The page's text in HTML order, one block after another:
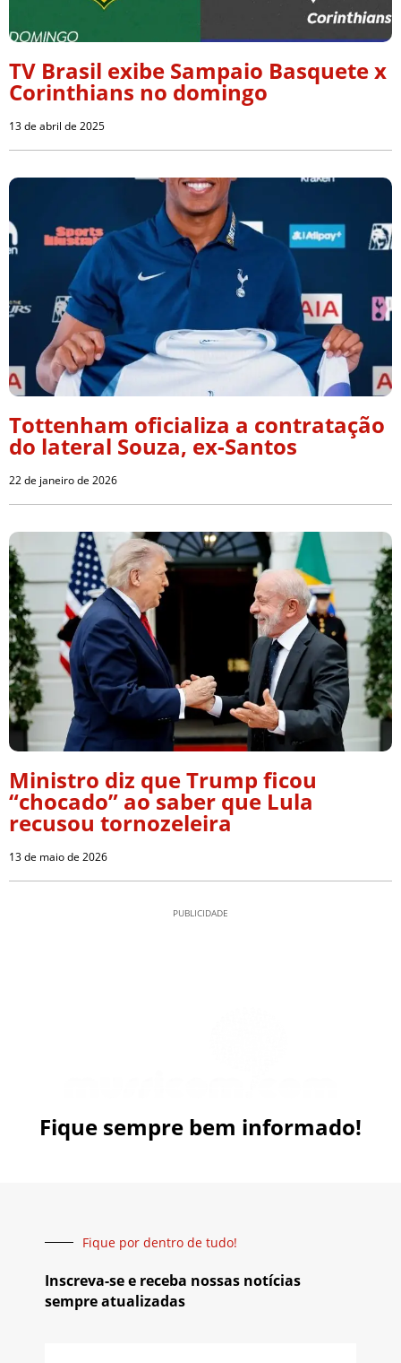
TV Brasil exibe Sampaio Basquete x
Corinthians no domingo
13 de abril de 2025
Tottenham oficializa a contratação
do lateral Souza, ex-Santos
22 de janeiro de 2026
Ministro diz que Trump ficou
“chocado” ao saber que Lula
recusou tornozeleira
13 de maio de 2026
PUBLICIDADE
Fique sempre bem informado!
Fique por dentro de tudo!
Inscreva-se e receba nossas notícias
sempre atualizadas